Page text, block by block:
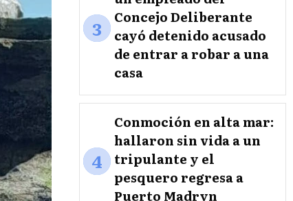
3
Concejo Deliberante
cayó detenido acusado
de entrar a robar a una
casa
4
Conmoción en alta mar:
hallaron sin vida a un
tripulante y el
pesquero regresa a
Puerto Madryn